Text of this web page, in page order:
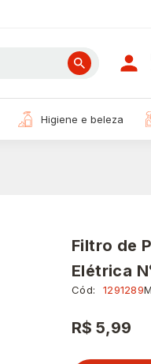
higiene e beleza
Filtro de
Elétrica
Cód: 1291289
R$ 5,99